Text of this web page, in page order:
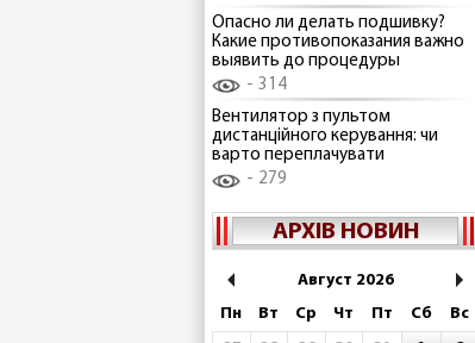
Опасно ли делать подшивку?
Какие противопоказания важно
выявить до процедуры
314
Вентилятор з пультом
дистанційного керування: чи
варто переплачувати
279
АРХІВ НОВИН
Август 2026
Пн
Вт Ср Чт Пт Сб
Вс